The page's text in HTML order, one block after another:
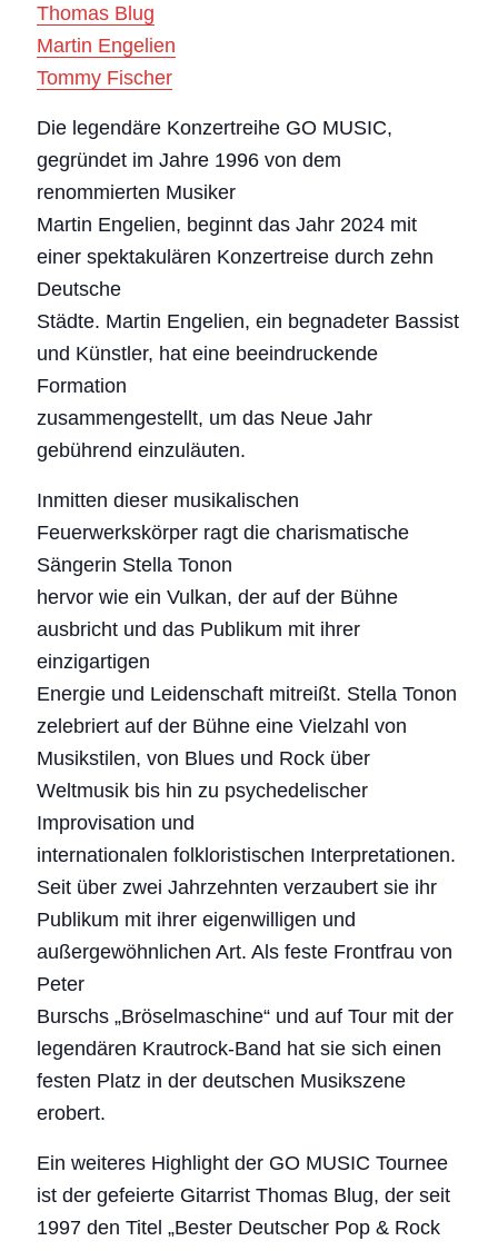
Thomas Blug
Martin Engelien
Tommy Fischer
Die legendäre Konzertreihe GO MUSIC,
gegründet im Jahre 1996 von dem
renommierten Musiker
Martin Engelien, beginnt das Jahr 2024 mit
einer spektakulären Konzertreise durch zehn
Deutsche
Städte. Martin Engelien, ein begnadeter Bassist
und Künstler, hat eine beeindruckende
Formation
zusammengestellt, um das Neue Jahr
gebührend einzuläuten.
Inmitten dieser musikalischen
Feuerwerkskörper ragt die charismatische
Sängerin Stella Tonon
hervor wie ein Vulkan, der auf der Bühne
ausbricht und das Publikum mit ihrer
einzigartigen
Energie und Leidenschaft mitreißt. Stella Tonon
zelebriert auf der Bühne eine Vielzahl von
Musikstilen, von Blues und Rock über
Weltmusik bis hin zu psychedelischer
Improvisation und
internationalen folkloristischen Interpretationen.
Seit über zwei Jahrzehnten verzaubert sie ihr
Publikum mit ihrer eigenwilligen und
außergewöhnlichen Art. Als feste Frontfrau von
Peter
Burschs „Bröselmaschine“ und auf Tour mit der
legendären Krautrock-Band hat sie sich einen
festen Platz in der deutschen Musikszene
erobert.
Ein weiteres Highlight der GO MUSIC Tournee
ist der gefeierte Gitarrist Thomas Blug, der seit
1997 den Titel „Bester Deutscher Pop & Rock